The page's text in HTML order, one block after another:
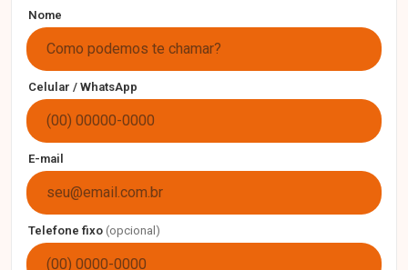
Nome
Celular / WhatsApp
E-mail
Telefone fixo (opcional)